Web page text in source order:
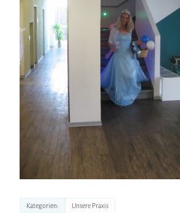
Kategorien Unsere Praxis